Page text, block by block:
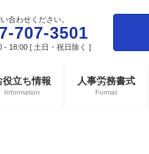
合わせください。
707-3501
- 18:00 [ 土日・祝日除く ]
役立ち情報
Information
人事労務書式
Format